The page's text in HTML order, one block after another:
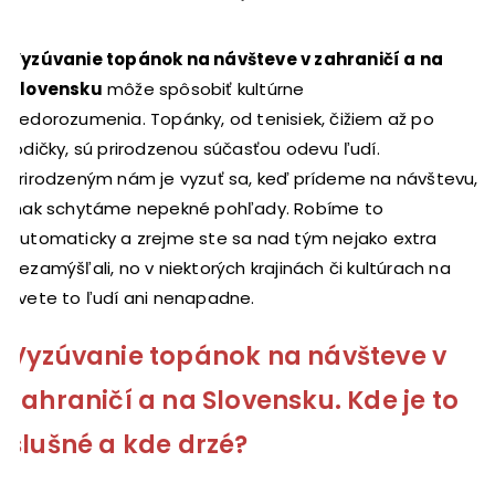
Vyzúvanie topánok na návšteve v zahraničí a na
Slovensku môže spôsobiť kultúrne
nedorozumenia. Topánky, od tenisiek, čižiem až po
lodičky, sú prirodzenou súčasťou odevu ľudí.
Prirodzeným nám je vyzuť sa, keď prídeme na návštevu,
inak schytáme nepekné pohľady. Robíme to
automaticky a zrejme ste sa nad tým nejako extra
nezamýšľali, no v niektorých krajinách či kultúrach na
svete to ľudí ani nenapadne.
Vyzúvanie topánok na návšteve v
zahraničí a na Slovensku. Kde je to
slušné a kde drzé?